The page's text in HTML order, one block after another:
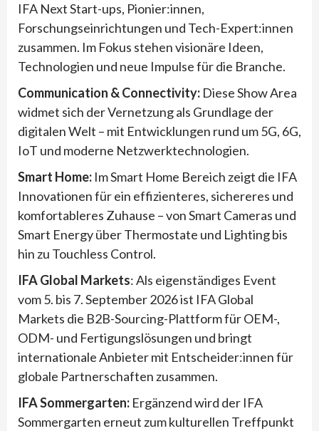
IFA Next Start-ups, Pionier:innen,
Forschungseinrichtungen und Tech-Expert:innen
zusammen. Im Fokus stehen visionäre Ideen,
Technologien und neue Impulse für die Branche.
Communication & Connectivity: Diese Show Area
widmet sich der Vernetzung als Grundlage der
digitalen Welt – mit Entwicklungen rund um 5G, 6G,
IoT und moderne Netzwerktechnologien.
Smart Home: Im Smart Home Bereich zeigt die IFA
Innovationen für ein effizienteres, sichereres und
komfortableres Zuhause – von Smart Cameras und
Smart Energy über Thermostate und Lighting bis
hin zu Touchless Control.
IFA Global Markets: Als eigenständiges Event
vom 5. bis 7. September 2026 ist IFA Global
Markets die B2B-Sourcing-Plattform für OEM-,
ODM- und Fertigungslösungen und bringt
internationale Anbieter mit Entscheider:innen für
globale Partnerschaften zusammen.
IFA Sommergarten: Ergänzend wird der IFA
Sommergarten erneut zum kulturellen Treffpunkt